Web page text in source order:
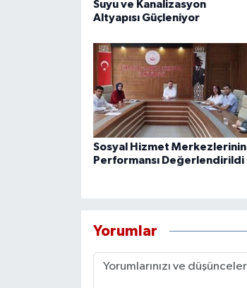
Suyu ve Kanalizasyon
Altyapısı Güçleniyor
Sosyal Hizmet Merkezlerinin
Performansı Değerlendirildi
Yorumlar